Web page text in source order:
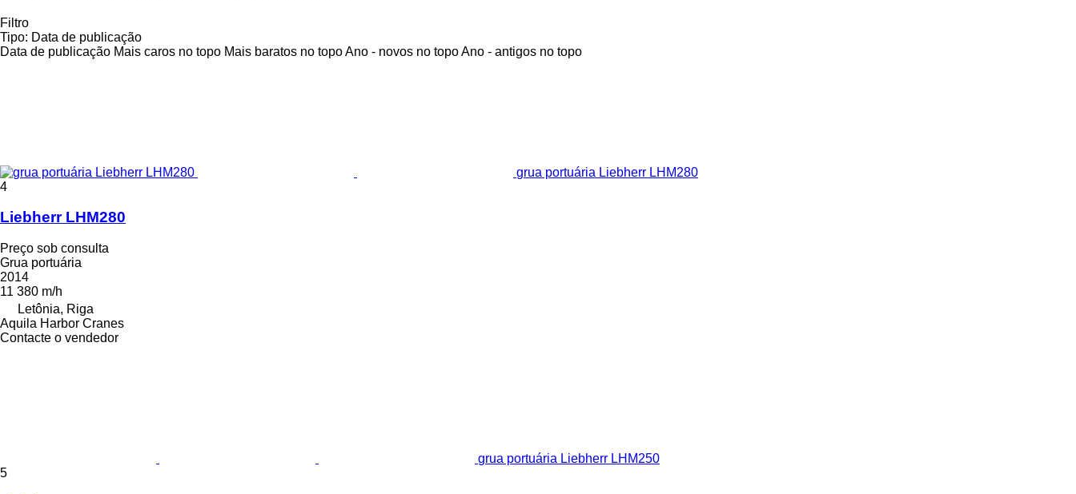
Filtro
Tipo: Data de publicação
Data de publicação Mais caros no topo Mais baratos no topoAno - novos no topoAno - antigos no topo
grua portuária Liebherr LHM280
4
Liebherr LHM280
Preço sob consulta
Grua portuária
2014
11 380 m/h
Letônia, Riga
Aquila Harbor Cranes
Contacte o vendedor
grua portuária Liebherr LHM250
5